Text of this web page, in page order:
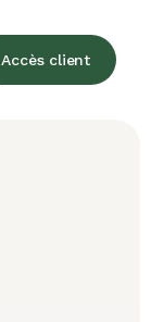
Accès client